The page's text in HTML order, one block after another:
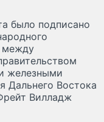
было подписано
между
железными
Дальнего Востока
Вилладж